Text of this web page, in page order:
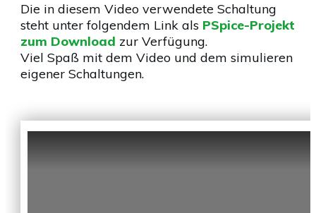
Die in diesem Video verwendete Schaltung
steht unter folgendem Link als PSpice-Projekt
zum Download zur Verfügung.
Viel Spaß mit dem Video und dem simulieren
eigener Schaltungen.